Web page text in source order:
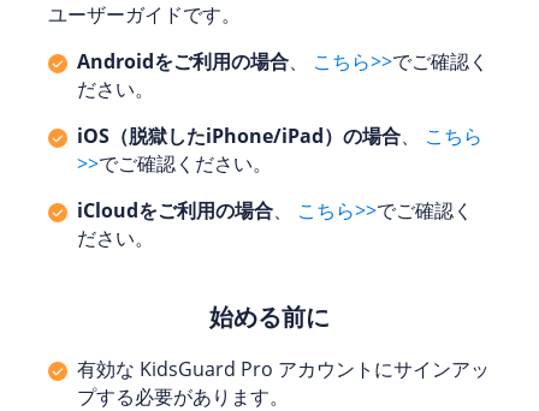
ユーザーガイドです。
Androidをご利用の場合、 こちら>>でご確認く
ださい。
iOS（脱獄したiPhone/iPad）の場合、 こちら
>>でご確認ください。
iCloudをご利用の場合、 こちら>>でご確認く
ださい。
始める前に
有効な KidsGuard Pro アカウントにサインアッ
プする必要があります。